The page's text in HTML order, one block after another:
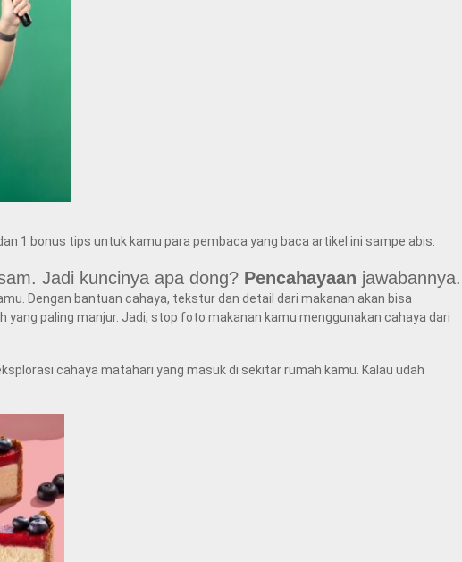
1 bonus tips untuk kamu para pembaca yang baca artikel ini sampe abis.
Jadi kuncinya apa dong? Pencahayaan jawabannya.
Dengan bantuan cahaya, tekstur dan detail dari makanan akan bisa
paling manjur. Jadi, stop foto makanan kamu menggunakan cahaya dari
cahaya matahari yang masuk di sekitar rumah kamu. Kalau udah